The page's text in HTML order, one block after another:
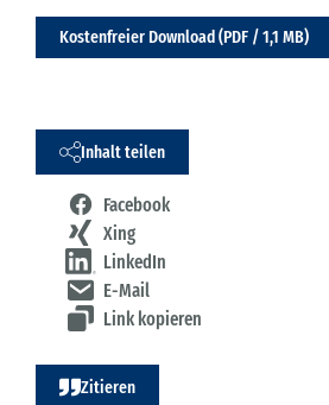
Kostenfreier Download (PDF / 1,1 MB)
Inhalt teilen
Facebook
Xing
LinkedIn
E-Mail
Link kopieren
Zitieren